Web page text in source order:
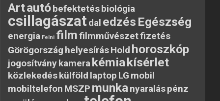
Artautóbefektetésbiológia
csillagászatdal edzés Egészség
energia Felni filmfilmművészetfizetés
Görögország helyesírásHold horoszkóp
jogosítványkamerakémiakísérlet
közlekedéskülföld laptop LG mobil
mobiltelefon MSZP munkanyaraláspénz